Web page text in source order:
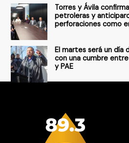
Torres y Ávila
petroleras y
perforaciones como
El martes será un día
con una cumbre
y PAE